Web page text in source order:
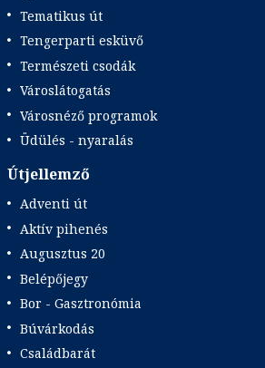
Tematikus út
Tengerparti esküvő
Természeti csodák
Városlátogatás
Városnéző programok
Üdülés - nyaralás
Útjellemző
Adventi út
Aktív pihenés
Augusztus 20
Belépőjegy
Bor - Gasztronómia
Búvárkodás
Családbarát